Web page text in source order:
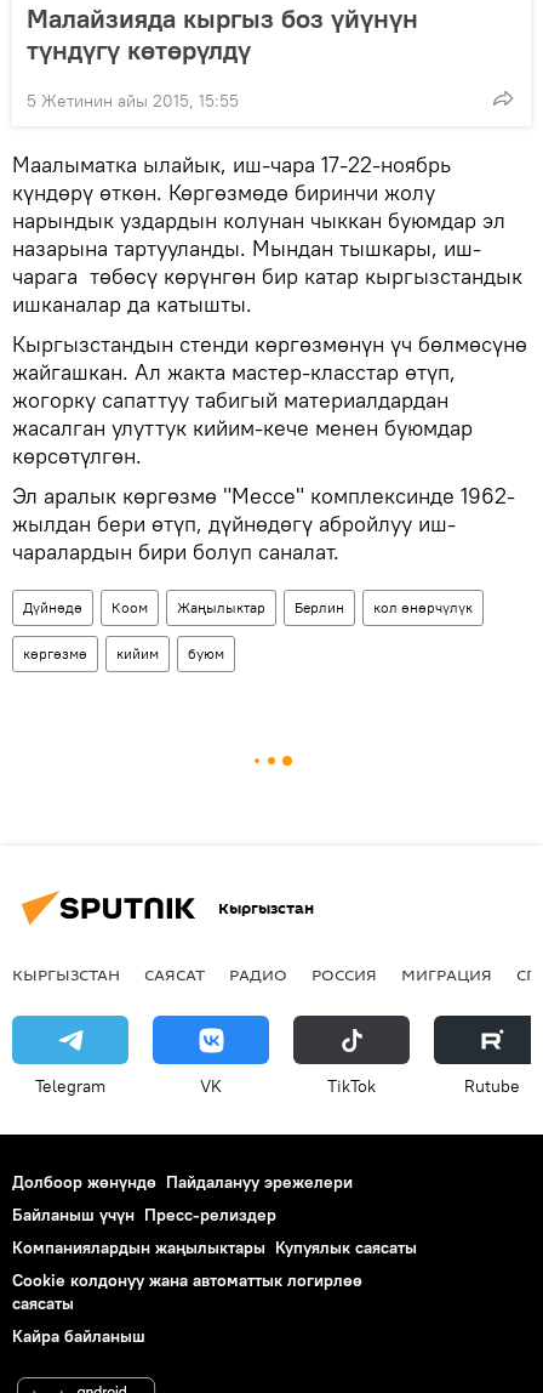
Малайзияда кыргыз боз үйүнүн
түндүгү көтөрүлдү
5 Жетинин айы 2015, 15:55
Маалыматка ылайык, иш-чара 17-22-ноябрь
күндөрү өткөн. Көргөзмөдө биринчи жолу
нарындык уздардын колунан чыккан буюмдар эл
назарына тартууланды. Мындан тышкары, иш-
чарага төбөсү көрүнгөн бир катар кыргызстандык
ишканалар да катышты.
Кыргызстандын стенди көргөзмөнүн үч бөлмөсүнө
жайгашкан. Ал жакта мастер-класстар өтүп,
жогорку сапаттуу табигый материалдардан
жасалган улуттук кийим-кече менен буюмдар
көрсөтүлгөн.
Эл аралык көргөзмө "Мессе" комплексинде 1962-
жылдан бери өтүп, дүйнөдөгү абройлуу иш-
чаралардын бири болуп саналат.
Дүйнөдө Коом Жаңылыктар Берлин кол өнөрчүлүк
көргөзмө кийим буюм
Кыргызстан
КЫРГЫЗСТАН САЯСАТ РАДИО РОССИЯ МИГРАЦИЯ
Telegram VK ТikТоk Rutube
Долбоор жөнүндө Пайдалануу эрежелери
Байланыш үчүн Пресс-релиздер
Компаниялардын жаңылыктары Купуялык саясаты
Cookie колдонуу жана автоматтык логирлөө
саясаты
Кайра байланыш